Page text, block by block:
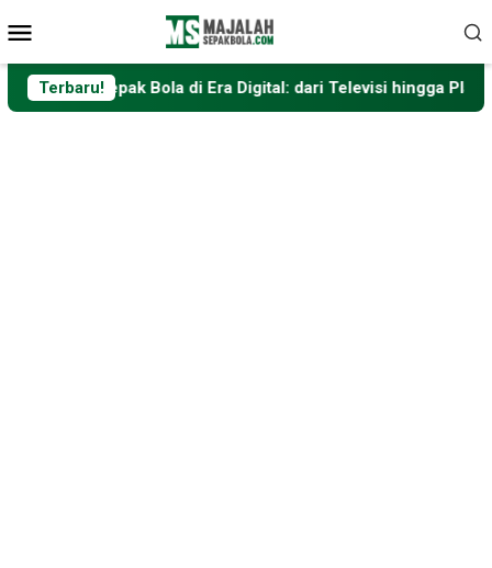
ke
kontenMobile
Terbaru!
Bola di Era Digital: dari Televisi hingga Platform Streaming